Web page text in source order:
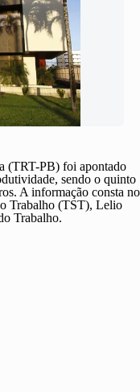
(TRT-PB) foi apontado
sendo o quinto
A informação consta no
Trabalho (TST), Lelio
Trabalho.